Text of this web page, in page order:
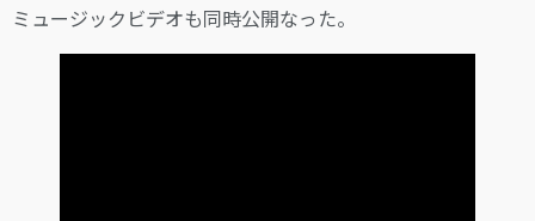
ミュージックビデオも同時公開なった。